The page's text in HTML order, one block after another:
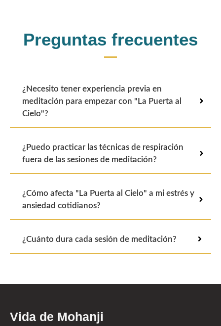
Preguntas frecuentes
¿Necesito tener experiencia previa en
meditación para empezar con "La Puerta al
Cielo"?
¿Puedo practicar las técnicas de respiración
fuera de las sesiones de meditación?
¿Cómo afecta "La Puerta al Cielo" a mi estrés y
ansiedad cotidianos?
¿Cuánto dura cada sesión de meditación?
Vida de Mohanji